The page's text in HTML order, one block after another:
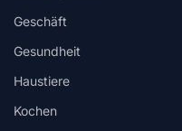
Geschäft
Gesundheit
Haustiere
Kochen